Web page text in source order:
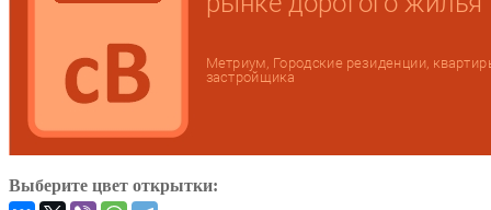
Выберите цвет открытки: